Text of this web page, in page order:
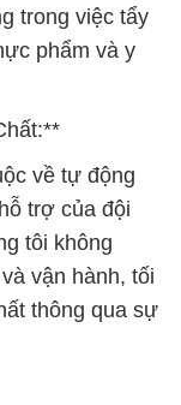
trong việc tẩy
phẩm và y
về tự động
trợ của đội
tôi không
vận hành, tối
thông qua sự